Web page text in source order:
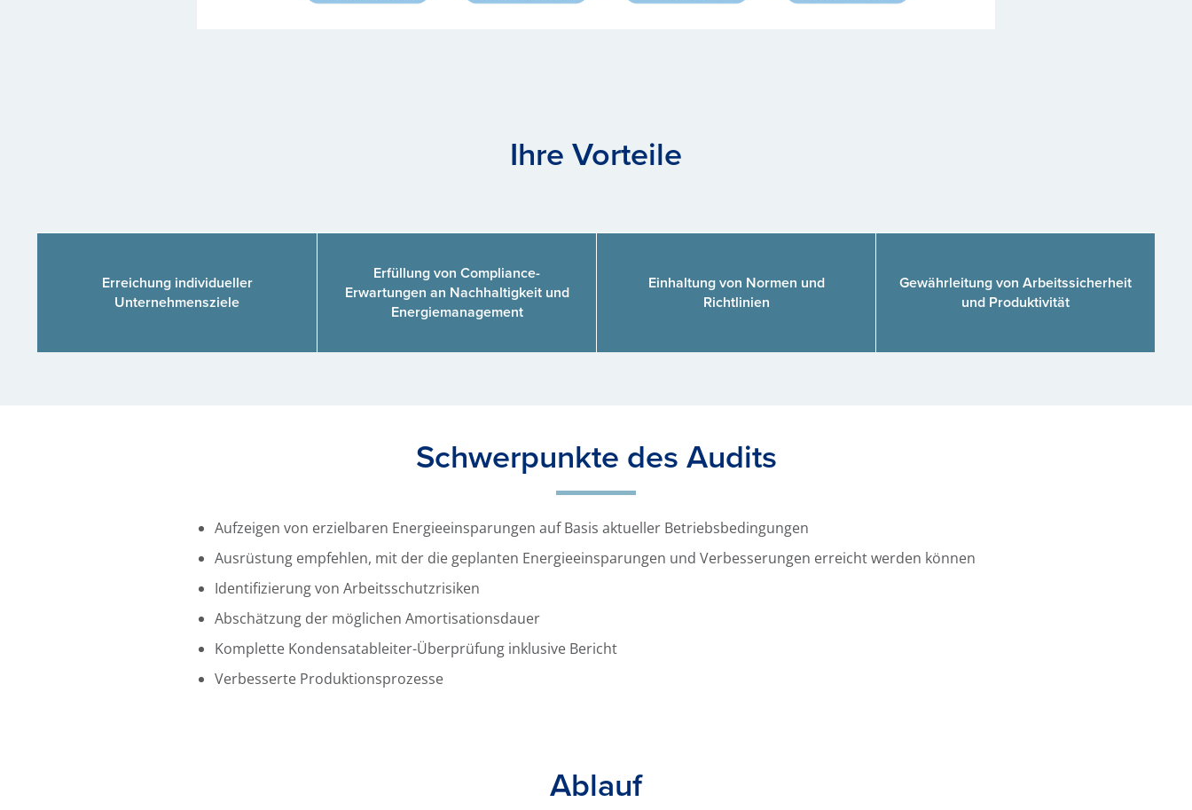
Ihre Vorteile
Erreichung individueller
Unternehmensziele
Erfüllung von Compliance-
Erwartungen an Nachhaltigkeit und
Energiemanagement
Einhaltung von Normen und
Richtlinien
Gewährleitung von Arbeitssicherheit
und Produktivität
Schwerpunkte des Audits
Aufzeigen von erzielbaren Energieeinsparungen auf Basis aktueller Betriebsbedingungen
Ausrüstung empfehlen, mit der die geplanten Energieeinsparungen und Verbesserungen erreicht werden können
Identifizierung von Arbeitsschutzrisiken
Abschätzung der möglichen Amortisationsdauer
Komplette Kondensatableiter-Überprüfung inklusive Bericht
Verbesserte Produktionsprozesse
Ablauf